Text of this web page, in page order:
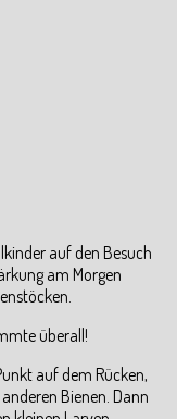
auf den Besuch
am Morgen
überall!
auf dem Rücken,
Bienen. Dann